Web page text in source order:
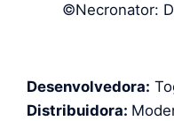
©Necronator:
Desenvolvedora:
Distribuidora: